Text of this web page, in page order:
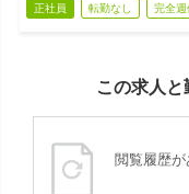
正社員 転勤なし 完全週
この求人
閲覧履歴